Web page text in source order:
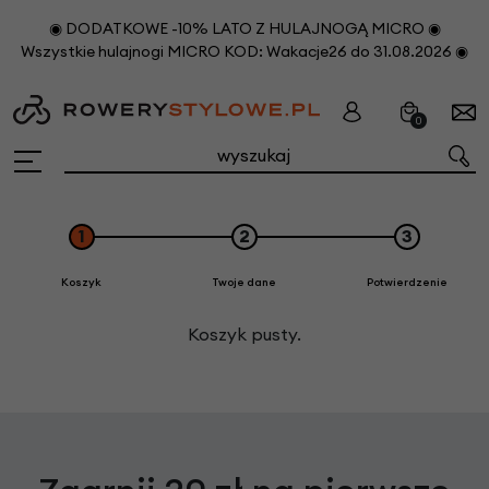
◉ DODATKOWE -10% LATO Z HULAJNOGĄ MICRO ◉
Wszystkie hulajnogi MICRO KOD: Wakacje26 do 31.08.2026 ◉
0
1
Koszyk
2
Twoje dane
3
Potwierdzenie
Koszyk pusty.